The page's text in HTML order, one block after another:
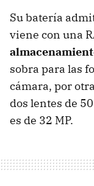
Su batería
viene con una
sobra para las
cámara, por
dos lentes de
es de 32 MP.